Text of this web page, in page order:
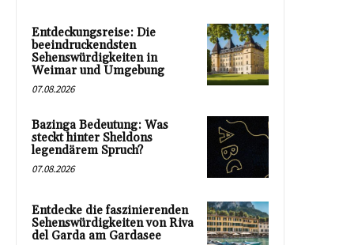
Entdeckungsreise: Die
beeindruckendsten
Sehenswürdigkeiten in
Weimar und Umgebung
07.08.2026
Bazinga Bedeutung: Was
steckt hinter Sheldons
legendärem Spruch?
07.08.2026
Entdecke die faszinierenden
Sehenswürdigkeiten von Riva
del Garda am Gardasee